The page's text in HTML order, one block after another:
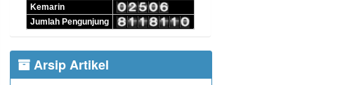
Kemarin
Jumlah Pengunjung
Arsip Artikel